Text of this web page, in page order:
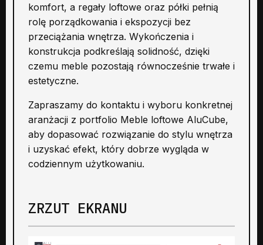
komfort, a regały loftowe oraz półki pełnią
rolę porządkowania i ekspozycji bez
przeciążania wnętrza. Wykończenia i
konstrukcja podkreślają solidność, dzięki
czemu meble pozostają równocześnie trwałe i
estetyczne.
Zapraszamy do kontaktu i wyboru konkretnej
aranżacji z portfolio Meble loftowe AluCube,
aby dopasować rozwiązanie do stylu wnętrza
i uzyskać efekt, który dobrze wygląda w
codziennym użytkowaniu.
ZRZUT EKRANU